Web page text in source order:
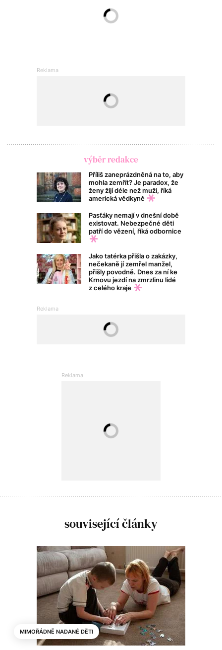
výběr redakce
Příliš zaneprázdněná na to, aby
mohla zemřít? Je paradox, že
ženy žijí déle než muži, říká
americká vědkyně
Pasťáky nemají v dnešní době
existovat. Nebezpečné děti
patří do vězení, říká odbornice
Jako tatérka přišla o zakázky,
nečekaně jí zemřel manžel,
přišly povodně. Dnes za ní ke
Krnovu jezdí na zmrzlinu lidé
z celého kraje
související články
MIMOŘÁDNĚ NADANÉ DĚTI